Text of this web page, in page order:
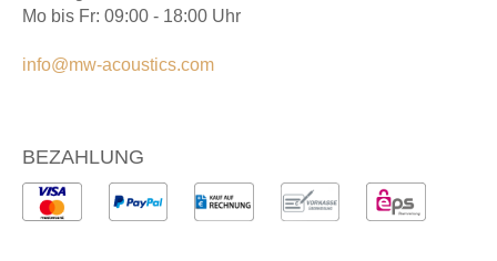
Mo bis Fr: 09:00 - 18:00 Uhr
info@mw-acoustics.com
BEZAHLUNG